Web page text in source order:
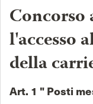
Concorso
l'accesso
della
Art. 1 " Posti